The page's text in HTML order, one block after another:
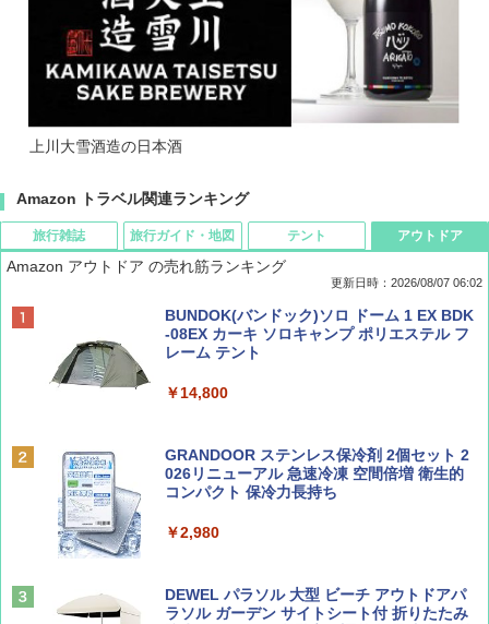
上川大雪酒造の日本酒
Amazon トラベル関連ランキング
旅行雑誌
ディズニーファン ２０２６年 ９月号 [雑
誌] (ＤＩＳＮＥＹ ＦＡＮ)
BE-PAL(ビ-パル) 2026年 9 月号【特別付録:
SOTO ミニマル"旅"財布 ランダム2種】
山と溪谷 2026年8月号「南アルプス大全」
旅行ガイド・地図
D40 地球の歩き方 チェンマイ タイ北部の魅
力的な町 2026～2027 地球の歩き方D アジア
A09 地球の歩き方 イタリア 2026～2027 地
球の歩き方A ヨーロッパ
地球の歩き方 スター・ウォーズ
テント
[キャンパーズコレクション 山善] ポップアッ
プテント 傘みたいに広げて畳める パッとサ
ッとサンシェード キューブ フルクローズ メ
&ハイキング カーキ PATC-150(KH)
PYKES PEAK (パイクスピーク) 着替えテン
人用 折りたたみ 防災グッズ 災害用トイレ ビ
￥4,980
アウトドア
Amazon アウトドア の売れ筋ランキング
更新日時：2026/08/07 06:02
BUNDOK(バンドック)ソロ ドーム 1 EX BDK
-08EX カーキ ソロキャンプ ポリエステル フ
レーム テント
￥14,800
GRANDOOR ステンレス保冷剤 2個セット 2
026リニューアル 急速冷凍 空間倍増 衛生的
コンパクト 保冷力長持ち
￥2,980
DEWEL パラソル 大型 ビーチ アウトドアパ
ラソル ガーデン サイトシート付 折りたたみ